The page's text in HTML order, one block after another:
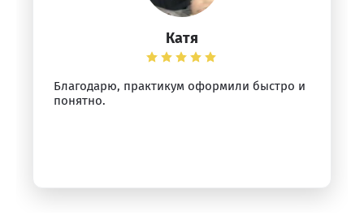
Катя
Благодарю, практикум оформили быстро и
понятно.